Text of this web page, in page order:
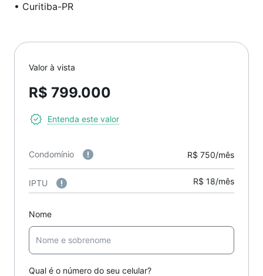
• Curitiba-PR
Valor à vista
R$ 799.000
Entenda este valor
Condomínio R$ 750/mês
IPTU R$ 18/mês
Nome
Qual é o número do seu celular?